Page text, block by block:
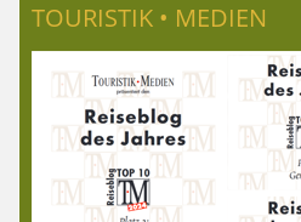
TOURISTIK • MEDIEN